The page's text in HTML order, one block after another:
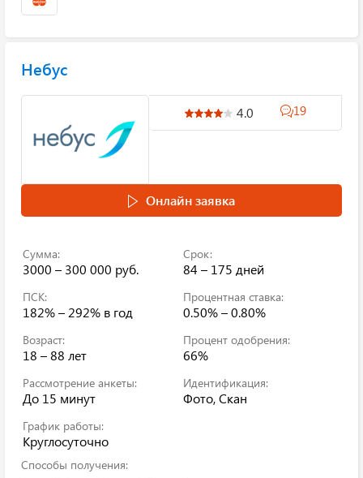
Небус
4.0 19
Онлайн заявка
Сумма:
3000 – 300 000 руб.
Срок:
84 – 175 дней
ПСК:
182% – 292% в год
Процентная ставка:
0.50% – 0.80%
Возраст:
18 – 88 лет
Процент одобрения:
66%
Рассмотрение анкеты:
До 15 минут
Идентификация:
Фото, Скан
График работы:
Круглосуточно
Способы получения: